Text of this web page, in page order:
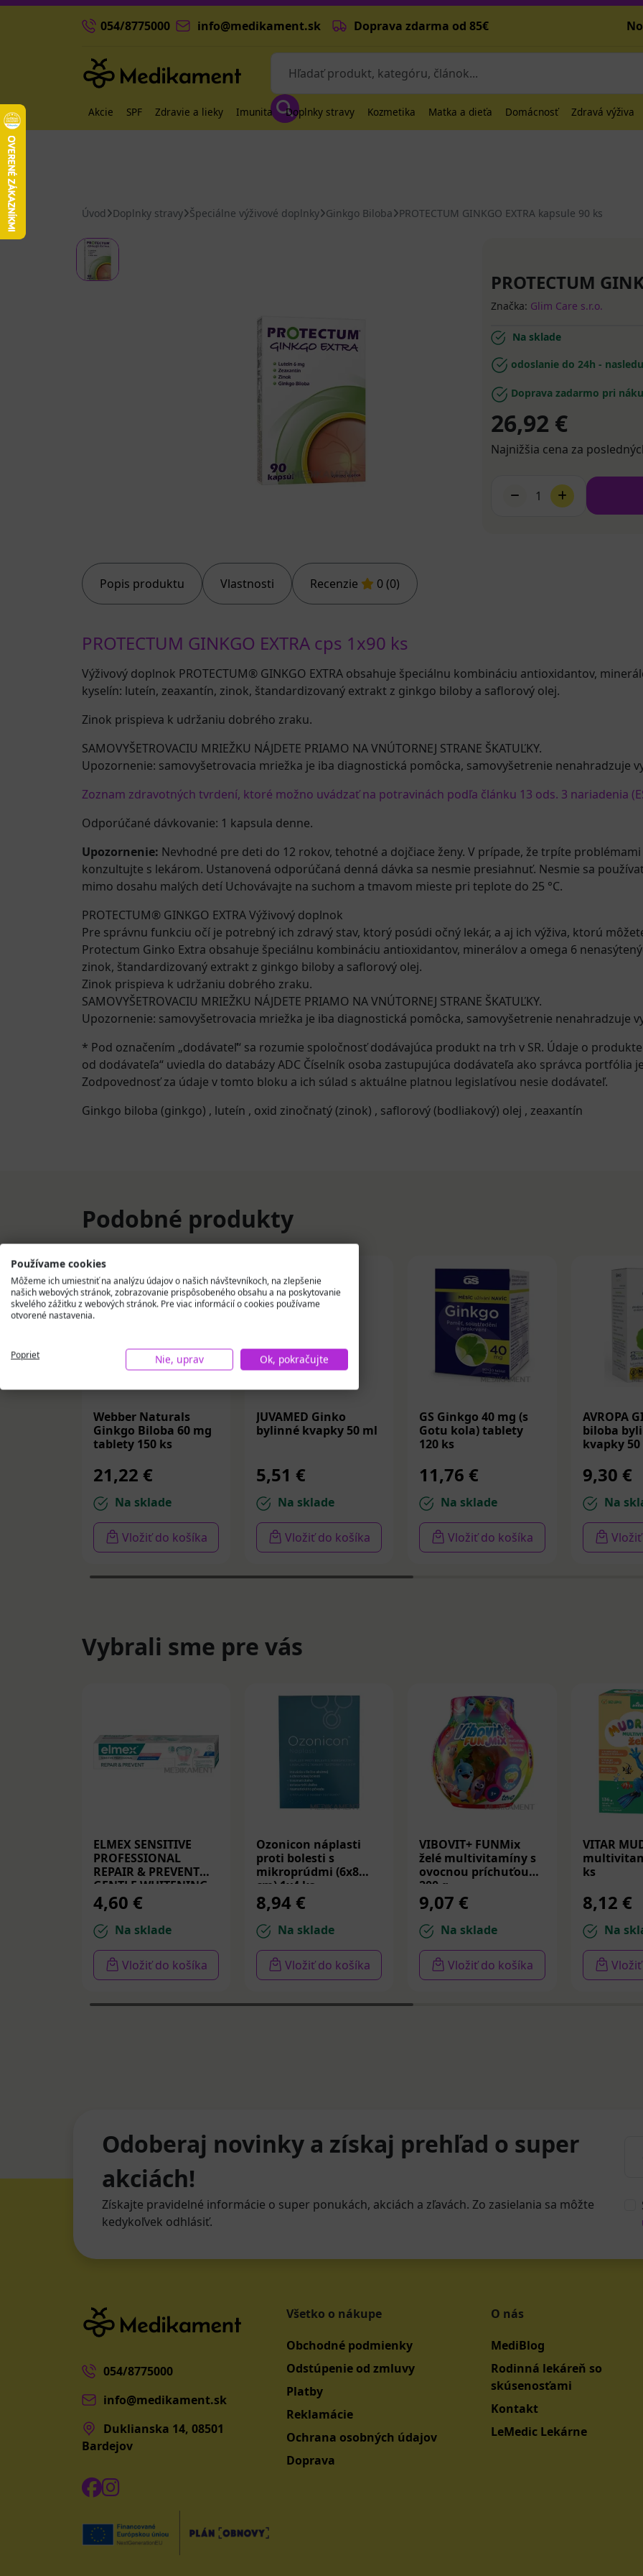
054/8775000 info@medikament.sk Doprava zdarma od 85€
Akcie SPF Zdravie a lieky Imunita Doplnky stravy Kozmetika Matka a dieťa Domácnosť Zdravá výživa
Úvod Doplnky stravy Špeciálne výživové doplnky Ginkgo Biloba PROTECTUM GINKGO EXTRA kapsule 90 ks
Popis produktu Vlastnosti Recenzie 0 (0)
PROTECTUM
Značka: Glim Care s.r.o.
Na sklade
odoslanie do 24h -
Doprava zadarmo pri
26,92 €
Najnižšia cena za
1
PROTECTUM GINKGO EXTRA cps 1x90 ks
Výživový doplnok PROTECTUM® GINKGO EXTRA obsahuje špeciálnu kombináciu antioxidantov,
kyselín: luteín, zeaxantín, zinok, štandardizovaný extrakt z ginkgo biloby a saflorový olej.
Zinok prispieva k udržaniu dobrého zraku.
SAMOVYŠETROVACIU MRIEŽKU NÁJDETE PRIAMO NA VNÚTORNEJ STRANE ŠKATUĽKY.
Upozornenie: samovyšetrovacia mriežka je iba diagnostická pomôcka, samovyšetrenie nenahradzuje
Zoznam zdravotných tvrdení, ktoré možno uvádzať na potravinách podľa článku 13 ods. 3 nariadenia
Odporúčané dávkovanie: 1 kapsula denne.
Upozornenie: Nevhodné pre deti do 12 rokov, tehotné a dojčiace ženy. V prípade, že trpíte
konzultujte s lekárom. Ustanovená odporúčaná denná dávka sa nesmie presiahnuť. Nesmie sa
mimo dosahu malých detí Uchovávajte na suchom a tmavom mieste pri teplote do 25 °C.
PROTECTUM® GINKGO EXTRA Výživový doplnok
Pre správnu funkciu očí je potrebný ich zdravý stav, ktorý posúdi očný lekár, a aj ich výživa, ktorú
Protectum Ginko Extra obsahuje špeciálnu kombináciu antioxidantov, minerálov a omega 6
zinok, štandardizovaný extrakt z ginkgo biloby a saflorový olej.
Zinok prispieva k udržaniu dobrého zraku.
SAMOVYŠETROVACIU MRIEŽKU NÁJDETE PRIAMO NA VNÚTORNEJ STRANE ŠKATUĽKY.
Upozornenie: samovyšetrovacia mriežka je iba diagnostická pomôcka, samovyšetrenie nenahradzuje
* Pod označením „dodávateľ“ sa rozumie spoločnosť dodávajúca produkt na trh v SR. Údaje o
od dodávateľa“ uviedla do databázy ADC Číselník osoba zastupujúca dodávateľa ako správca portfólia
Zodpovednosť za údaje v tomto bloku a ich súlad s aktuálne platnou legislatívou nesie dodávateľ.
Ginkgo biloba (ginkgo) , luteín , oxid zinočnatý (zinok) , saflorový (bodliakový) olej , zeaxantín
Podobné produkty
Webber Naturals
Ginkgo Biloba 60 mg
tablety 150 ks
21,22 €
Na sklade
Vložiť do košíka
JUVAMED Ginko
bylinné kvapky 50 ml
5,51 €
Na sklade
Vložiť do košíka
GS Ginkgo 40 mg (s
Gotu kola) tablety
120 ks
11,76 €
Na sklade
Vložiť do košíka
AVROPA
biloba
kvapky
9,30 €
Na
Vybrali sme pre vás
ELMEX SENSITIVE
PROFESSIONAL
REPAIR & PREVENT
GENTLE WHITENING,
zubná pasta 75 ml
4,60 €
Na sklade
Vložiť do košíka
Ozonicon náplasti
proti bolesti s
mikroprúdmi (6x8
cm) 1x4 ks
8,94 €
Na sklade
Vložiť do košíka
VIBOVIT+ FUNMix
želé multivitamíny s
ovocnou príchuťou
200 g
9,07 €
Na sklade
Vložiť do košíka
VITAR
ks
8,12 €
Na
Odoberaj novinky a získaj prehľad o super
akciách!
Získajte pravidelné informácie o super ponukách, akciách a zľavách. Zo zasielania sa môžte
kedykoľvek odhlásiť.
054/8775000
info@medikament.sk
Duklianska 14, 08501
Bardejov
Všetko o nákupe
Obchodné podmienky
Odstúpenie od zmluvy
Platby
Reklamácie
Ochrana osobných údajov
Doprava
O nás
MediBlog
Rodinná lekáreň so
skúsenosťami
Kontakt
LeMedic Lekárne
Používame cookies
Môžeme ich umiestniť na analýzu údajov o našich návštevníkoch, na zlepšenie
našich webových stránok, zobrazovanie prispôsobeného obsahu a na poskytovanie
skvelého zážitku z webových stránok. Pre viac informácií o cookies používame
otvorené nastavenia.
Poprieť Nie, uprav Ok, pokračujte